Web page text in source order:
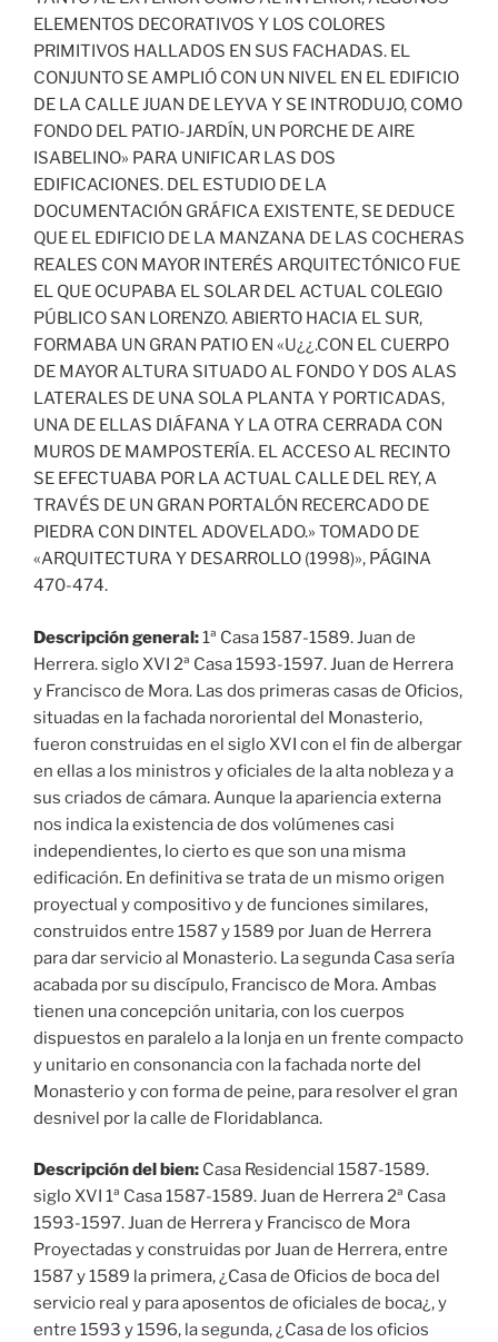
ELEMENTOS DECORATIVOS Y LOS COLORES
PRIMITIVOS HALLADOS EN SUS FACHADAS. EL
CONJUNTO SE AMPLIÓ CON UN NIVEL EN EL EDIFICIO
DE LA CALLE JUAN DE LEYVA Y SE INTRODUJO, COMO
FONDO DEL PATIO-JARDÍN, UN PORCHE DE AIRE
ISABELINO» PARA UNIFICAR LAS DOS
EDIFICACIONES. DEL ESTUDIO DE LA
DOCUMENTACIÓN GRÁFICA EXISTENTE, SE DEDUCE
QUE EL EDIFICIO DE LA MANZANA DE LAS COCHERAS
REALES CON MAYOR INTERÉS ARQUITECTÓNICO FUE
EL QUE OCUPABA EL SOLAR DEL ACTUAL COLEGIO
PÚBLICO SAN LORENZO. ABIERTO HACIA EL SUR,
FORMABA UN GRAN PATIO EN «U¿¿.CON EL CUERPO
DE MAYOR ALTURA SITUADO AL FONDO Y DOS ALAS
LATERALES DE UNA SOLA PLANTA Y PORTICADAS,
UNA DE ELLAS DIÁFANA Y LA OTRA CERRADA CON
MUROS DE MAMPOSTERÍA. EL ACCESO AL RECINTO
SE EFECTUABA POR LA ACTUAL CALLE DEL REY, A
TRAVÉS DE UN GRAN PORTALÓN RECERCADO DE
PIEDRA CON DINTEL ADOVELADO.» TOMADO DE
«ARQUITECTURA Y DESARROLLO (1998)», PÁGINA
470-474.
Descripción general:1ª Casa 1587-1589. Juan de
Herrera. siglo XVI 2ª Casa 1593-1597. Juan de Herrera
y Francisco de Mora. Las dos primeras casas de Oficios,
situadas en la fachada nororiental del Monasterio,
fueron construidas en el siglo XVI con el fin de albergar
en ellas a los ministros y oficiales de la alta nobleza y a
sus criados de cámara. Aunque la apariencia externa
nos indica la existencia de dos volúmenes casi
independientes, lo cierto es que son una misma
edificación. En definitiva se trata de un mismo origen
proyectual y compositivo y de funciones similares,
construidos entre 1587 y 1589 por Juan de Herrera
para dar servicio al Monasterio. La segunda Casa sería
acabada por su discípulo, Francisco de Mora. Ambas
tienen una concepción unitaria, con los cuerpos
dispuestos en paralelo a la lonja en un frente compacto
y unitario en consonancia con la fachada norte del
Monasterio y con forma de peine, para resolver el gran
desnivel por la calle de Floridablanca.
Descripción del bien: Casa Residencial 1587-1589.
siglo XVI 1ª Casa 1587-1589. Juan de Herrera 2ª Casa
1593-1597. Juan de Herrera y Francisco de Mora
Proyectadas y construidas por Juan de Herrera, entre
1587 y 1589 la primera, ¿Casa de Oficios de boca del
servicio real y para aposentos de oficiales de boca¿, y
entre 1593 y 1596, la segunda, ¿Casa de los oficios